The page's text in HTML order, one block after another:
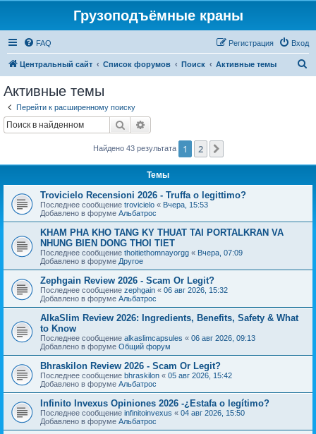
Грузоподъёмные краны
FAQ Вход
Регистрация
Центральный сайт Список форумов Поиск Активные темы
Активные темы
Перейти к расширенному поиску
Поиск
Найдено 43 результата 1 2
Темы
Trovicielo Recensioni 2026 - Truffa o legittimo?
Последнее сообщение trovicielo « Вчера, 15:53
Добавлено в форуме Альбатрос
KHAM PHA KHO TANG KY THUAT TAI PORTALKRAN VA
NHUNG BIEN DONG THOI TIET
Последнее сообщение thoitiethomnayorgg « Вчера, 07:09
Добавлено в форуме Другое
Zephgain Review 2026 - Scam Or Legit?
Последнее сообщение zephgain « 06 авг 2026, 15:32
Добавлено в форуме Альбатрос
AlkaSlim Review 2026: Ingredients, Benefits, Safety & What
to Know
Последнее сообщение alkaslimcapsules « 06 авг 2026, 09:13
Добавлено в форуме Общий форум
Bhraskilon Review 2026 - Scam Or Legit?
Последнее сообщение bhraskilon « 05 авг 2026, 15:42
Добавлено в форуме Альбатрос
Infinito Invexus Opiniones 2026 -¿Estafa o legítimo?
Последнее сообщение infinitoinvexus « 04 авг 2026, 15:50
Добавлено в форуме Альбатрос